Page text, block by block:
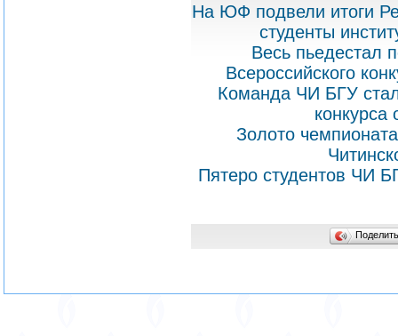
На ЮФ подвели итоги
студенты
Весь пьедестал
Всероссийского
Команда ЧИ БГУ
конкурса
Золото
Пятеро студентов ЧИ